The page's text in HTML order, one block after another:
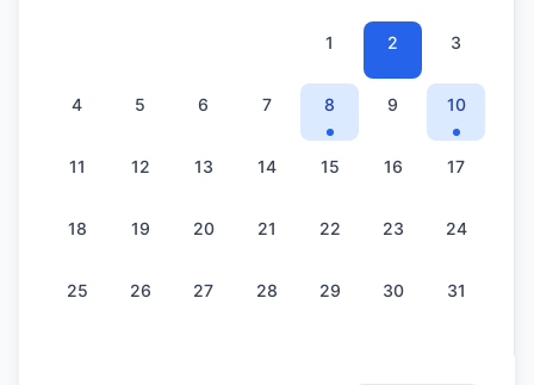
1 2 3
4 5 6 7 8 9 10
11 12 13 14 15 16 17
18 19 20 21 22 23 24
25 26 27 28 29 30 31